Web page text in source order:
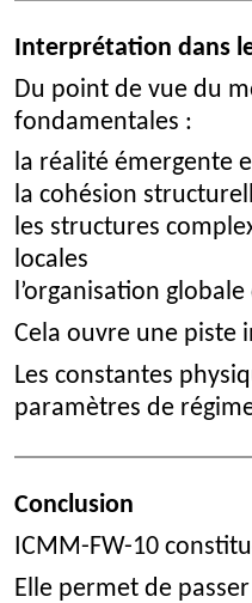
Interprétation dans
Du point de vue du
fondamentales :
la réalité émergente
la cohésion
les structures
locales
l’organisation
Cela ouvre une piste
Les constantes
paramètres de
Conclusion
ICMM-FW-10
Elle permet de